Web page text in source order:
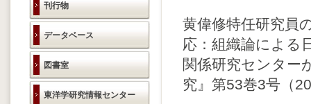
刊行物
データベース
図書室
東洋学研究情報センター
黄偉修特任研究員
応：組織論による
関係研究センター
究』第53巻3号（